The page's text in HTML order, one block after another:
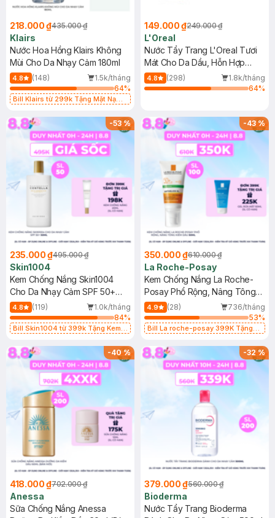
218.000 ₫435.000 ₫
Klairs
Nước Hoa Hồng Klairs Không
Mùi Cho Da Nhạy Cảm 180ml
4.8 (148)
1.5k/tháng
64%
Bill Klairs từ 299k Tặng Mặt Nạ
25ml (SL Có Hạn)
149.000 ₫249.000 ₫
L'Oreal
Nước Tẩy Trang L'Oreal Tươi
Mát Cho Da Dầu, Hỗn Hợp
400ml
4.8 (298)
1.8k/tháng
64%
-53%
235.000 ₫495.000 ₫
Skin1004
Kem Chống Nắng Skin1004
Cho Da Nhạy Cảm SPF 50+
50ml
4.8 (119)
1.0k/tháng
84%
Bill Skin1004 từ 399k Tặng Kem
SPF 50+ 20ml (SL Có Hạn)
-43%
350.000 ₫610.000 ₫
La Roche-Posay
Kem Chống Nắng La Roche-
Posay Phổ Rộng, Nâng Tông
Kiềm Dầu 50ml
4.9 (28)
736/tháng
53%
Bill La roche-posay 399K Tặng
(SL có hạn)
-40%
418.000 ₫702.000 ₫
Anessa
Sữa Chống Nắng Anessa
-32%
379.000 ₫560.000 ₫
Bioderma
Nước Tẩy Trang Bioderma